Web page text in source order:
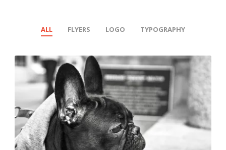
ALL FLYERS LOGO TYPOGRAPHY